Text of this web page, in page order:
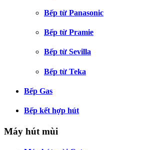
Bếp từ Panasonic
Bếp từ Pramie
Bếp từ Sevilla
Bếp từ Teka
Bếp Gas
Bếp kết hợp hút
Máy hút mùi